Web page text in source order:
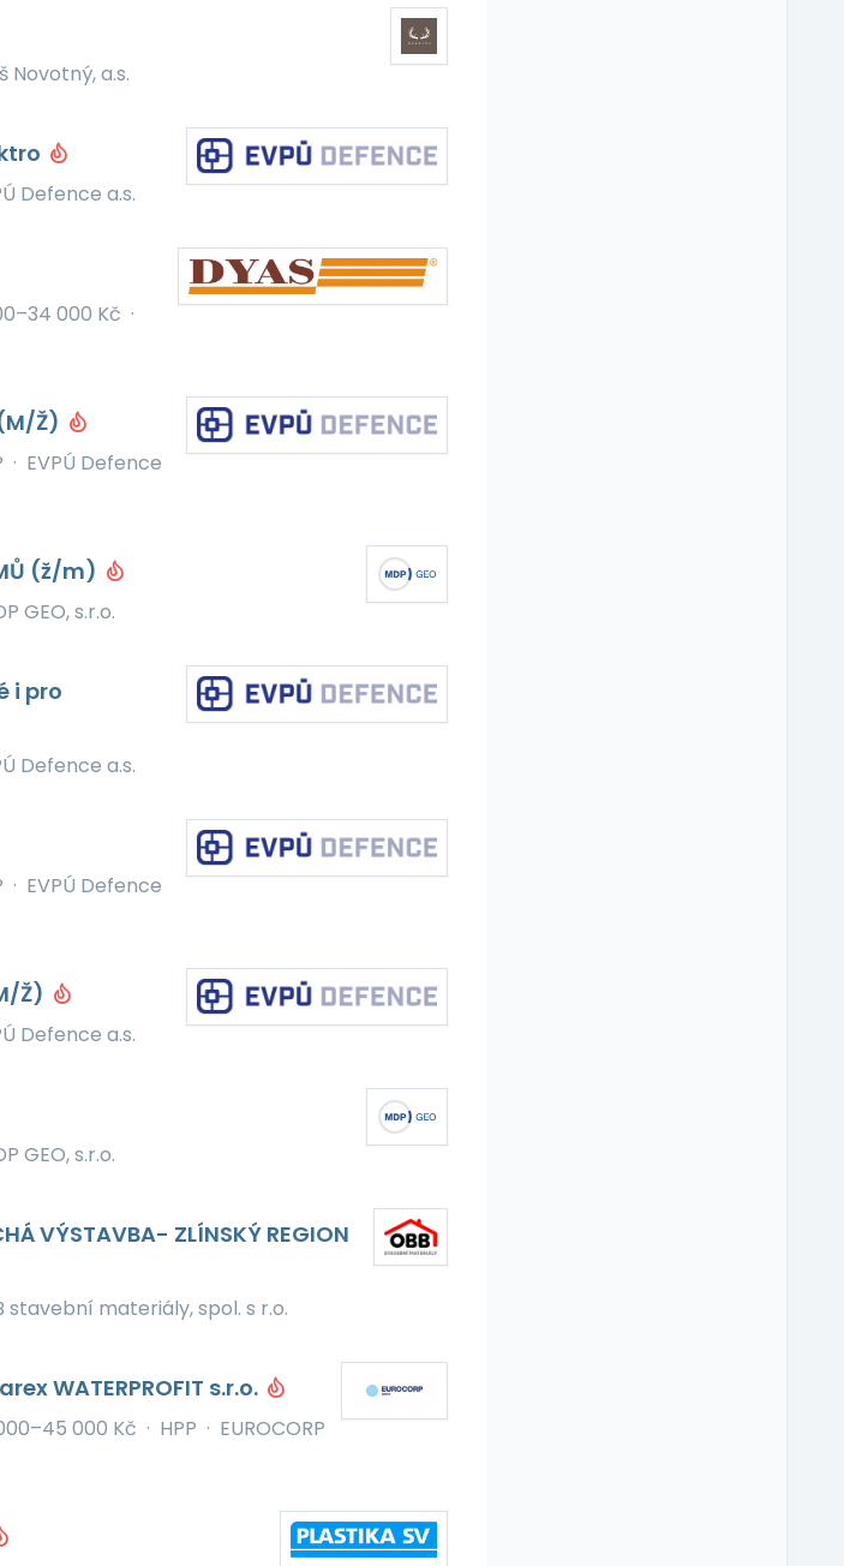
Novotný, a.s.
Defence a.s.
000 Kč ·
Ž)
· EVPÚ Defence
(ž/m)
GEO, s.r.o.
i pro
Defence a.s.
· EVPÚ Defence
Ž)
Defence a.s.
GEO, s.r.o.
VÝSTAVBA- ZLÍNSKÝ REGION
stavební materiály, spol. s r.o.
WATERPROFIT s.r.o.
000 Kč · HPP · EUROCORP